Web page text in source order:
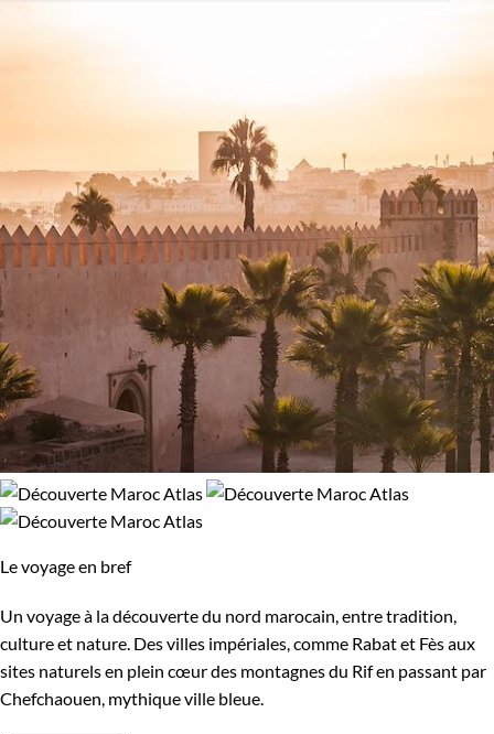
de culture et une nature somptueuse.
Guide de voyage Maroc
Atlas Sahara
Âge des enfants
Les 10/13 ans Les 14/16 ans
Confort
Bivouac, sous tente Standard
Environnement
Le voyage en bref
Un voyage à la découverte du nord marocain, entre tradition,
culture et nature. Des villes impériales, comme Rabat et Fès aux
sites naturels en plein cœur des montagnes du Rif en passant par
Chefchaouen, mythique ville bleue.